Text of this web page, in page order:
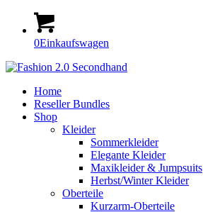
0Einkaufswagen
Home
Reseller Bundles
Shop
Kleider
Sommerkleider
Elegante Kleider
Maxikleider & Jumpsuits
Herbst/Winter Kleider
Oberteile
Kurzarm-Oberteile